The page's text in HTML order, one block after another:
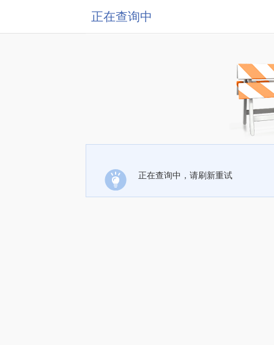
正在查询中
正在查询中，请刷新重试